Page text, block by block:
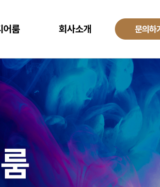
Services)
스 코어
MANAGED SERVICE
ITO
Global Development Center
컨텍센터 BPO
Payroll BPO
랫폼
템
한 도구
어룸
사항
회사소개
기업소개
투자정보
해외법인
채용정보
SAP ERP
클라우드